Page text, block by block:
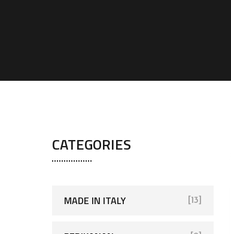
CATEGORIES
MADE IN ITALY [13]